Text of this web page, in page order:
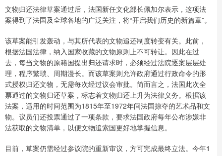
文物归还法律草案通过后，法国新任文化部长佩加尔表示，这项法
案得到了法国及全球各地的广泛关注，将“开启我们历史的新篇章”。
该草案能引发轰动，与其所代表的文物追还制度转变有关。此前，
根据法国法律，纳入国家收藏的文物原则上不可转让。因此在过
去，每当文物的原籍国提出归还请求时，必须经过法院逐案层层处
理，程序繁琐、周期漫长。而该草案则允许政府通过行政命令的形
式授权归还文物，无需每次经过议会审批。简而言之，法国此次全
票通过的文物归还草案，标志着文物归还上升为法律义务。根据该
法案，适用的时间范围为1815年至1972年间法国掠夺的艺术品和文
物。议员们还投票通过了一项条款，要求法国政府每年公布涉嫌非
法获取的文物清单，以便文物追索国更好地掌握信息。
目前，草案仍需经过参议院的重新审议，方可完成最终立法。今年1